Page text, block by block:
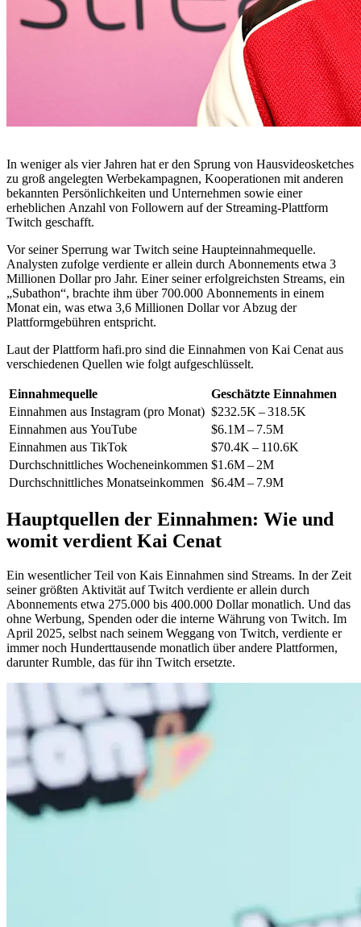
In weniger als vier Jahren hat er den Sprung von Hausvideosketches
zu groß angelegten Werbekampagnen, Kooperationen mit anderen
bekannten Persönlichkeiten und Unternehmen sowie einer
erheblichen Anzahl von Followern auf der Streaming-Plattform
Twitch geschafft.
Vor seiner Sperrung war Twitch seine Haupteinnahmequelle.
Analysten zufolge verdiente er allein durch Abonnements etwa 3
Millionen Dollar pro Jahr. Einer seiner erfolgreichsten Streams, ein
„Subathon“, brachte ihm über 700.000 Abonnements in einem
Monat ein, was etwa 3,6 Millionen Dollar vor Abzug der
Plattformgebühren entspricht.
Laut der Plattform hafi.pro sind die Einnahmen von Kai Cenat aus
verschiedenen Quellen wie folgt aufgeschlüsselt.
Einnahmequelle
Geschätzte Einnahmen
Einnahmen aus Instagram (pro Monat) $232.5K – 318.5K
Einnahmen aus YouTube
$6.1M – 7.5M
Einnahmen aus TikTok
$70.4K – 110.6K
Durchschnittliches Wocheneinkommen $1.6M – 2M
Durchschnittliches Monatseinkommen $6.4M – 7.9M
Hauptquellen der Einnahmen: Wie und
womit verdient Kai Cenat
Ein wesentlicher Teil von Kais Einnahmen sind Streams. In der Zeit
seiner größten Aktivität auf Twitch verdiente er allein durch
Abonnements etwa 275.000 bis 400.000 Dollar monatlich. Und das
ohne Werbung, Spenden oder die interne Währung von Twitch. Im
April 2025, selbst nach seinem Weggang von Twitch, verdiente er
immer noch Hunderttausende monatlich über andere Plattformen,
darunter Rumble, das für ihn Twitch ersetzte.